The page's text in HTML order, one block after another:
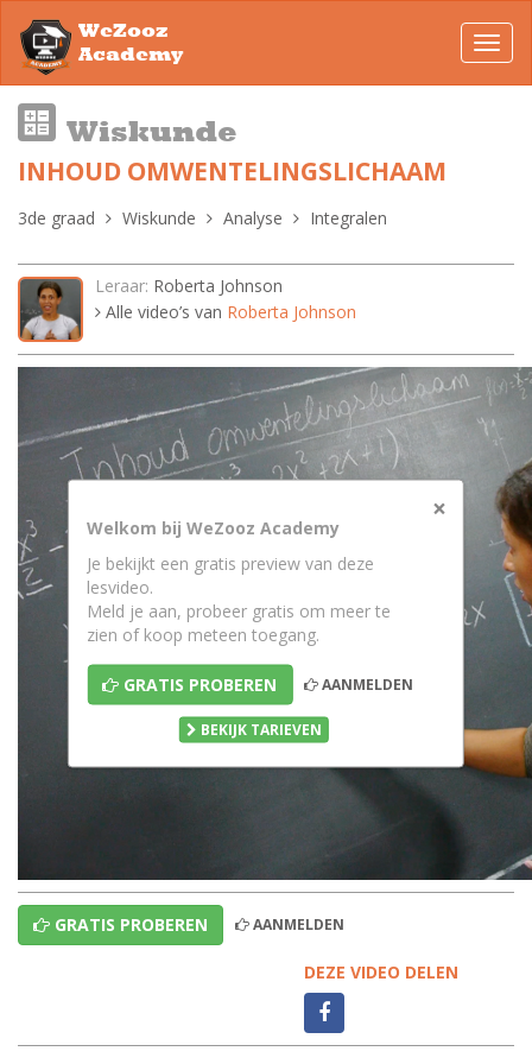
WeZooz
Academy
Wiskunde
INHOUD OMWENTELINGSLICHAAM
3de graad Wiskunde Analyse Integralen
Leraar: Roberta Johnson
Alle video’s van Roberta Johnson
×
Welkom bij WeZooz Academy
Je bekijkt een gratis preview van deze
lesvideo.
Meld je aan, probeer gratis om meer te
zien of koop meteen toegang.
GRATIS PROBEREN AANMELDEN
BEKIJK TARIEVEN
GRATIS PROBEREN AANMELDEN
DEZE VIDEO DELEN